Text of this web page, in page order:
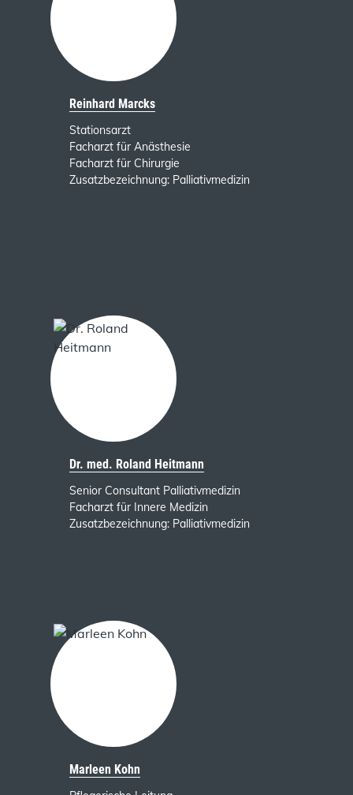
Reinhard Marcks
Stationsarzt
Facharzt für Anästhesie
Facharzt für Chirurgie
Zusatzbezeichnung: Palliativmedizin
Dr. med. Roland Heitmann
Senior Consultant Palliativmedizin
Facharzt für Innere Medizin
Zusatzbezeichnung: Palliativmedizin
Marleen Kohn